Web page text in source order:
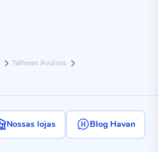
Talheres Avulsos
Nossas lojas Blog Havan